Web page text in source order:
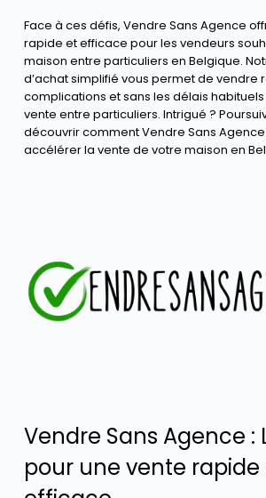
Face à ces défis, Vendre Sans Agence
rapide et efficace pour les vendeurs
maison entre particuliers en Belgique.
d’achat simplifié vous permet de vendre
complications et sans les délais
vente entre particuliers. Intrigué ?
découvrir comment Vendre Sans
accélérer la vente de votre maison en
Vendre Sans Agence :
pour une vente rapide